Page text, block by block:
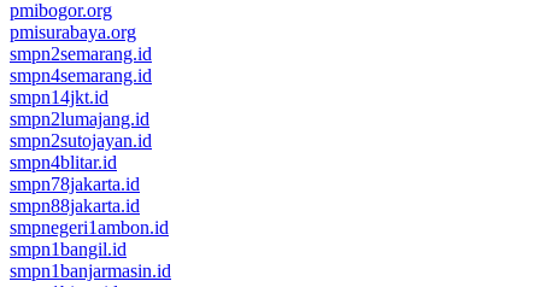
pmibogor.org
pmisurabaya.org
smpn2semarang.id
smpn4semarang.id
smpn14jkt.id
smpn2lumajang.id
smpn2sutojayan.id
smpn4blitar.id
smpn78jakarta.id
smpn88jakarta.id
smpnegeri1ambon.id
smpn1bangil.id
smpn1banjarmasin.id